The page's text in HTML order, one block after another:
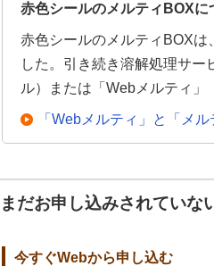
赤色シールのメルティBOXに
赤色シールのメルティBOXは
した。引き続き溶解処理サ
ル）または「Webメルティ」
「Webメルティ」と「メ
まだお申し込みされていな
今すぐWebから申し込む